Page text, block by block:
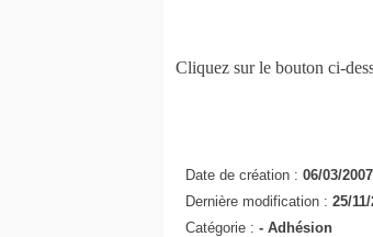
Cliquez sur le bouton ci-
Date de création : 06/03/
Dernière modification : 25/
Catégorie : - Adhésion